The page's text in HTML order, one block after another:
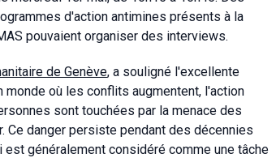
d'action antimines présents à la
pouvaient organiser des interviews.
de Genève, a souligné l'excellente
monde où les conflits augmentent, l'action
sont touchées par la menace des
danger persiste pendant des décennies
généralement considéré comme une tâche